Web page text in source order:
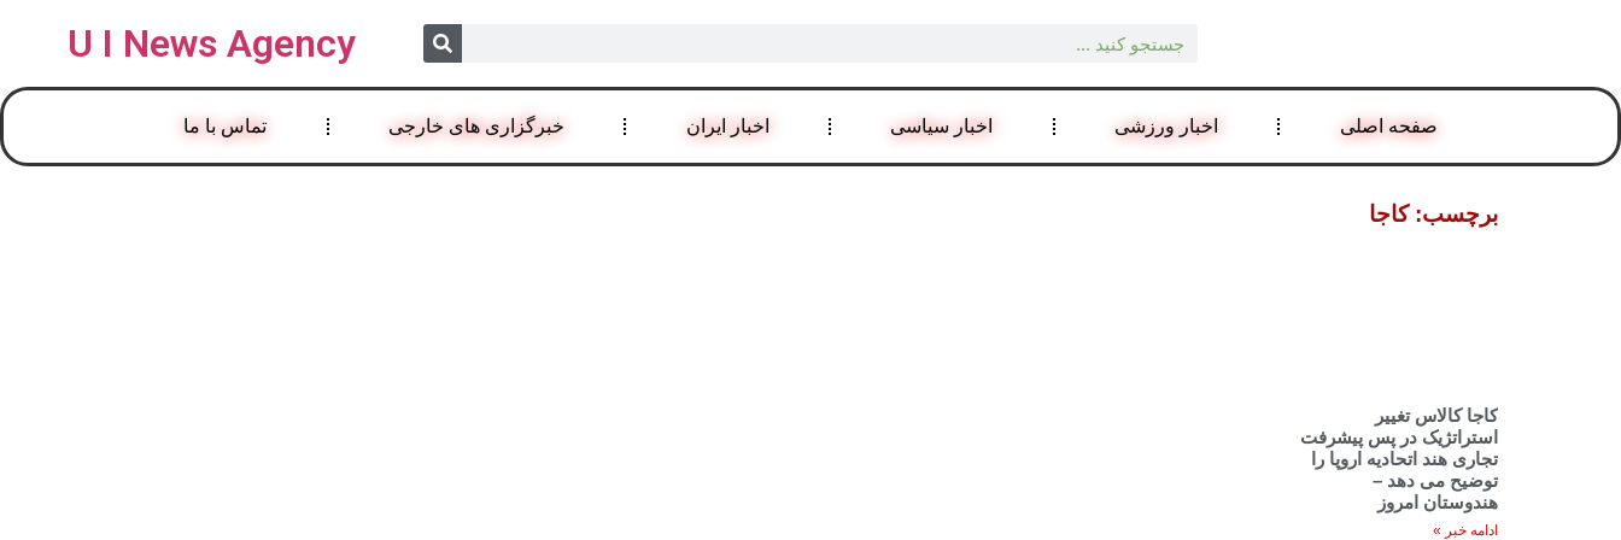
U I News Agency
صفحه اصلی اخبار ورزشی اخبار سیاسی اخبار ایران خبرگزاری های خارجی تماس با ما
برچسب: کاجا
کاجا کالاس تغییر
استراتژیک در پس پیشرفت
تجاری هند اتحادیه اروپا را
توضیح می دهد –
هندوستان امروز
ادامه خبر »